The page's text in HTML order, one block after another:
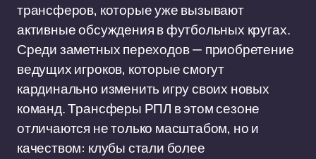
трансферов, которые уже вызывают
активные обсуждения в футбольных кругах.
Среди заметных переходов — приобретение
ведущих игроков, которые смогут
кардинально изменить игру своих новых
команд. Трансферы РПЛ в этом сезоне
отличаются не только масштабом, но и
качеством: клубы стали более